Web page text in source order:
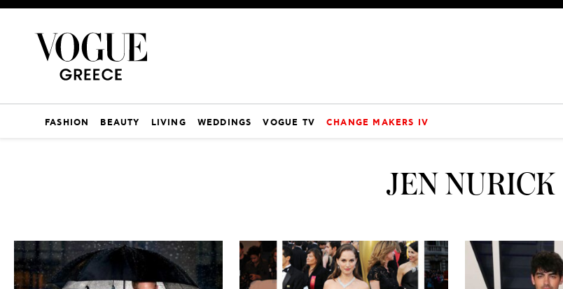
FASHION BEAUTY LIVING WEDDINGS VOGUE TV CHANGE MAKERS IV
JEN NURICK